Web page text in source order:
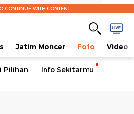
CONTINUE WITH CONTENT
Jatim Moncer Foto Video
Pilihan Info Sekitarmu